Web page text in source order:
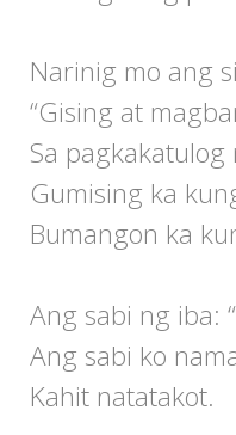
Narinig mo ang
“Gising at
Sa
Gumising ka
Bumangon ka
Ang sabi ng iba:
Ang sabi ko
Kahit natatakot.